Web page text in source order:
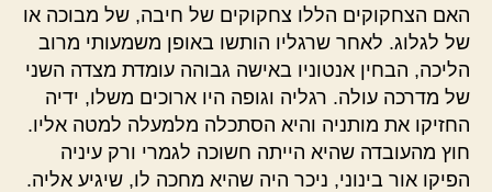
האם הצחקוקים הללו צחקוקים של חיבה, של מבוכה או
של לגלוג. לאחר שרגליו הותשו באופן משמעותי מרוב
הליכה, הבחין אנטוניו באישה גבוהה עומדת מצדה השני
של מדרכה עולה. רגליה וגופה היו ארוכים משלו, ידיה
החזיקו את מותניה והיא הסתכלה מלמעלה למטה אליו.
חוץ מהעובדה שהיא הייתה חשוכה לגמרי ורק עיניה
הפיקו אור בינוני, ניכר היה שהיא מחכה לו, שיגיע אליה.